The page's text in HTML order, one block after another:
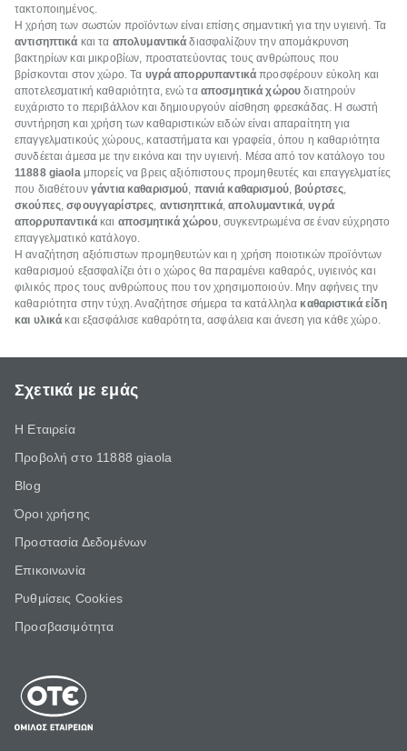
τακτοποιημένος.
Η χρήση των σωστών προϊόντων είναι επίσης σημαντική για την υγιεινή. Τα
αντισηπτικά και τα απολυμαντικά διασφαλίζουν την απομάκρυνση
βακτηρίων και μικροβίων, προστατεύοντας τους ανθρώπους που
βρίσκονται στον χώρο. Τα υγρά απορρυπαντικά προσφέρουν εύκολη και
αποτελεσματική καθαριότητα, ενώ τα αποσμητικά χώρου διατηρούν
ευχάριστο το περιβάλλον και δημιουργούν αίσθηση φρεσκάδας. Η σωστή
συντήρηση και χρήση των καθαριστικών ειδών είναι απαραίτητη για
επαγγελματικούς χώρους, καταστήματα και γραφεία, όπου η καθαριότητα
συνδέεται άμεσα με την εικόνα και την υγιεινή. Μέσα από τον κατάλογο του
11888 giaolaμπορείς να βρεις αξιόπιστους προμηθευτές και επαγγελματίες
που διαθέτουν γάντια καθαρισμού, πανιά καθαρισμού,βούρτσες,
σκούπες,σφουγγαρίστρες, αντισηπτικά,απολυμαντικά,υγρά
απορρυπαντικάκαι αποσμητικά χώρου, συγκεντρωμένα σε έναν εύχρηστο
επαγγελματικό κατάλογο.
Η αναζήτηση αξιόπιστων προμηθευτών και η χρήση ποιοτικών προϊόντων
καθαρισμού εξασφαλίζει ότι ο χώρος θα παραμένει καθαρός, υγιεινός και
φιλικός προς τους ανθρώπους που τον χρησιμοποιούν. Μην αφήνεις την
καθαριότητα στην τύχη. Αναζήτησε σήμερα τα κατάλληλα καθαριστικά είδη
και υλικά και εξασφάλισε καθαρότητα, ασφάλεια και άνεση για κάθε χώρο.
Σχετικά με εμάς
Η Εταιρεία
Προβολή στο 11888 giaola
Blog
Όροι χρήσης
Προστασία Δεδομένων
Επικοινωνία
Ρυθμίσεις Cookies
Προσβασιμότητα